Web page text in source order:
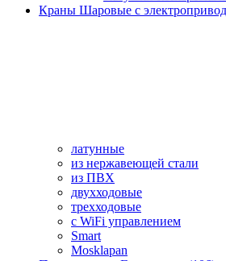
Краны Шаровые с
латунные
из нержавеющей стали
из ПВХ
двухходовые
трехходовые
с WiFi управлением
Smart
Mosklapan